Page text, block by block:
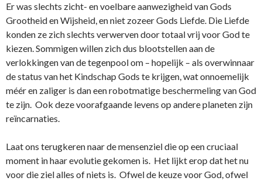
Er was slechts zicht- en voelbare aanwezigheid van Gods
Grootheid en Wijsheid, en niet zozeer Gods Liefde. Die Liefde
konden ze zich slechts verwerven door totaal vrij voor God te
kiezen. Sommigen willen zich dus blootstellen aan de
verlokkingen van de tegenpool om – hopelijk – als overwinnaar
de status van het Kindschap Gods te krijgen, wat o­nnoemelijk
méér en zaliger is dan een robotmatige beschermeling van God
te zijn. Ook deze voorafgaande levens op andere planeten zijn
reïncarnaties.
Laat o­ns terugkeren naar de mensenziel die op een cruciaal
moment in haar evolutie gekomen is. Het lijkt erop dat het nu
voor die ziel alles of niets is. Ofwel de keuze voor God, ofwel